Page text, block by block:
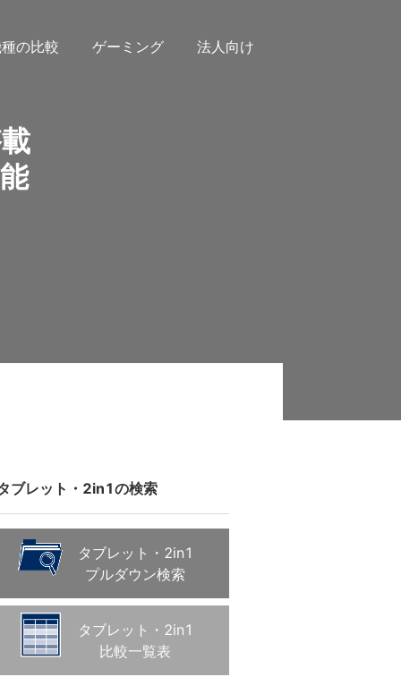
の比較 ゲーミング 法人向け
ブレット・2in1の検索
タブレット・2in1
プルダウン検索
タブレット・2in1
比較一覧表